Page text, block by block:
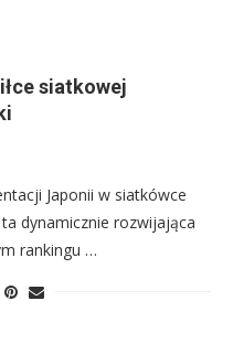
siatkowej
Japonii w siatkówce
dynamicznie rozwijająca
rankingu …